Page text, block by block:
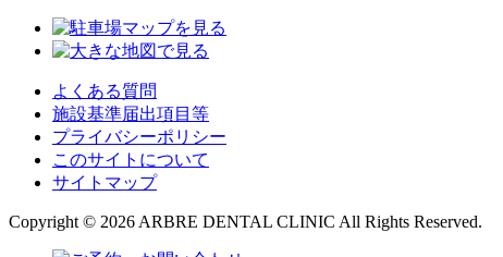
よくある質問
施設基準届出項目等
プライバシーポリシー
このサイトについて
サイトマップ
Copyright © 2026 ARBRE DENTAL CLINIC All Rights Reserved.